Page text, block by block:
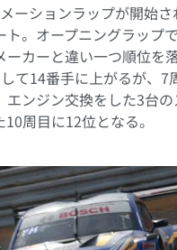
ーションラップが開始
ト。オープニングラップ
ーカーと違い一つ順位を
て14番手に上がるが、7
ンジン交換をした3台
周目に12位となる。